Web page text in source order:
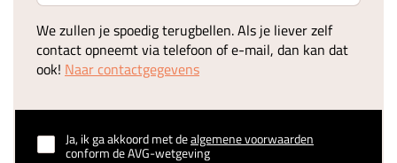
We zullen je spoedig terugbellen. Als je liever zelf
contact opneemt via telefoon of e-mail, dan kan dat
ook! Naar contactgegevens
Ja, ik ga akkoord met dealgemene voorwaarden
conform de AVG-wetgeving